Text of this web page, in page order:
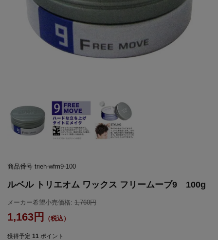
商品番号 trieh-wfm9-100
ルベル トリエオム ワックス フリームーブ9 100g
メーカー希望小売価格: 1,760
1,163
獲得予定 11 ポイント